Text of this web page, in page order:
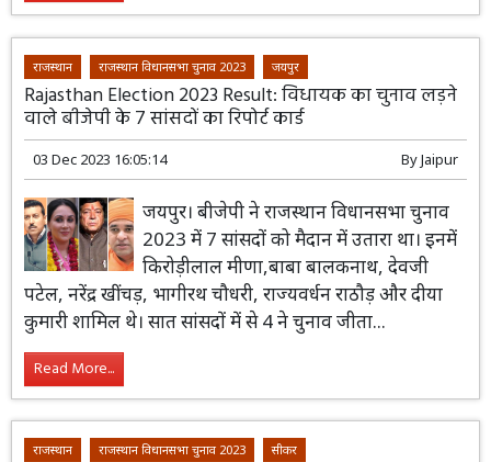
राजस्थान राजस्थान विधानसभा चुनाव 2023 जयपुर
Rajasthan Election 2023 Result: विधायक का चुनाव लड़ने
वाले बीजेपी के 7 सांसदों का रिपोर्ट कार्ड
03 Dec 2023 16:05:14 ByJaipur
जयपुर। बीजेपी ने राजस्थान विधानसभा चुनाव
2023 में 7 सांसदों को मैदान में उतारा था। इनमें
किरोड़ीलाल मीणा,बाबा बालकनाथ, देवजी
पटेल, नरेंद्र खींचड़, भागीरथ चौधरी, राज्यवर्धन राठौड़ और दीया
कुमारी शामिल थे। सात सांसदों में से 4 ने चुनाव जीता...
Read More...
राजस्थान राजस्थान विधानसभा चुनाव 2023 सीकर